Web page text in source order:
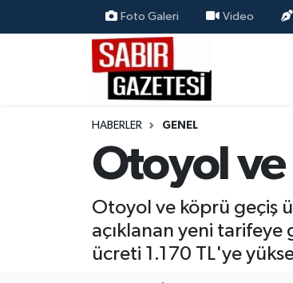
Foto Galeri Video
HABERLER GENEL
Otoyol
Otoyol ve köprü geçiş
açıklanan yeni
ücreti 1.170 TL'ye
ÖZEL HABER
MAGAZİN
Osmaniye Nöbetçi Eczaneler
Osmaniye Hava Durumu
Süper Lig Puan Durumu ve Fikstür
Tüm Manşetler
Son Dakika Haberleri